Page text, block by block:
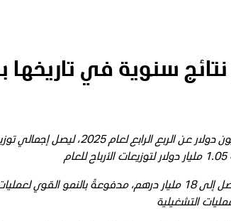
سنوية في تاريخها
مجلس الإدارة يوصي بتوزيعات أرباح بقيمة 250 مليون
إيرادات السنة المالية 2025 ارتفعت بنسبة 22% لتصل إلى 18 مليار درهم،
التشغيلية